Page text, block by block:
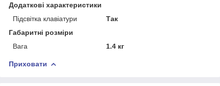
Додаткові характеристики
Підсвітка клавіатури
Так
Габаритні розміри
Вага
1.4 кг
Приховати